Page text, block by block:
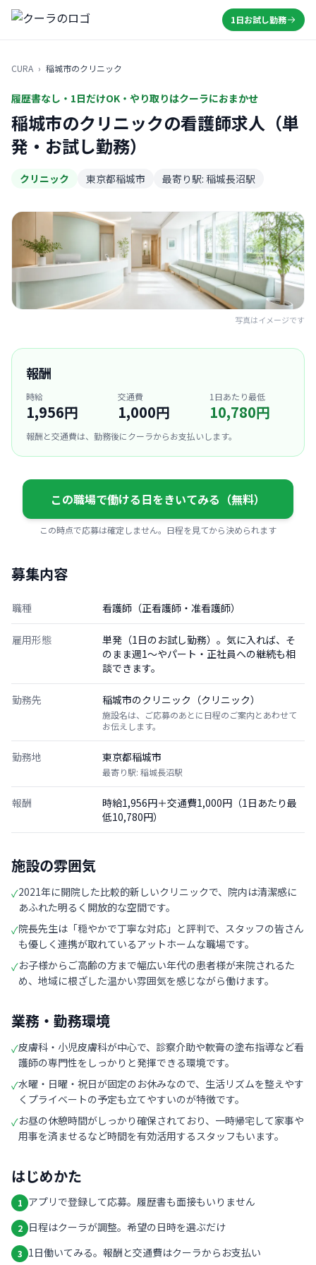
1日お試し勤務
CURA › 稲城市のクリニック
履歴書なし・1日だけOK・やり取りはクーラにおまかせ
稲城市のクリニックの看護師求人（単
発・お試し勤務）
クリニック 東京都稲城市 最寄り駅: 稲城長沼駅
写真はイメージです
報酬
時給
1,956円
交通費
1,000円
1日あたり最低
10,780円
報酬と交通費は、勤務後にクーラからお支払いします。
この職場で働ける日をきいてみる（無料）
この時点で応募は確定しません。日程を見てから決められます
募集内容
職種 看護師（正看護師・准看護師）
雇用形態
単発（1日のお試し勤務）。気に入れば、そ
のまま週1〜やパート・正社員への継続も相
談できます。
勤務先 稲城市のクリニック（クリニック）
施設名は、ご応募のあとに日程のご案内とあわせて
お伝えします。
勤務地 東京都稲城市
最寄り駅: 稲城長沼駅
報酬
時給1,956円＋交通費1,000円（1日あたり最
低10,780円）
施設の雰囲気
✓2021年に開院した比較的新しいクリニックで、院内は清潔感に
あふれた明るく開放的な空間です。
✓院長先生は「穏やかで丁寧な対応」と評判で、スタッフの皆さん
も優しく連携が取れているアットホームな職場です。
✓お子様からご高齢の方まで幅広い年代の患者様が来院されるた
め、地域に根ざした温かい雰囲気を感じながら働けます。
業務・勤務環境
✓皮膚科・小児皮膚科が中心で、診察介助や軟膏の塗布指導など看
護師の専門性をしっかりと発揮できる環境です。
✓水曜・日曜・祝日が固定のお休みなので、生活リズムを整えやす
くプライベートの予定も立てやすいのが特徴です。
✓お昼の休憩時間がしっかり確保されており、一時帰宅して家事や
用事を済ませるなど時間を有効活用するスタッフもいます。
はじめかた
1 アプリで登録して応募。履歴書も面接もいりません
2 日程はクーラが調整。希望の日時を選ぶだけ
3 1日働いてみる。報酬と交通費はクーラからお支払い